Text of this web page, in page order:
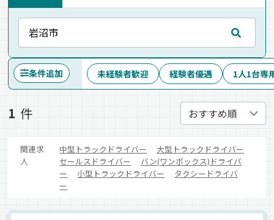
条件追加 未経験者歓迎 経験者優遇 1人1台専
1 件
関連求
人
中型トラックドライバー
大型トラックドライバー
セールスドライバー
バン(ワンボックス)ドライバ
ー
小型トラックドライバー
タクシードライバ
ー